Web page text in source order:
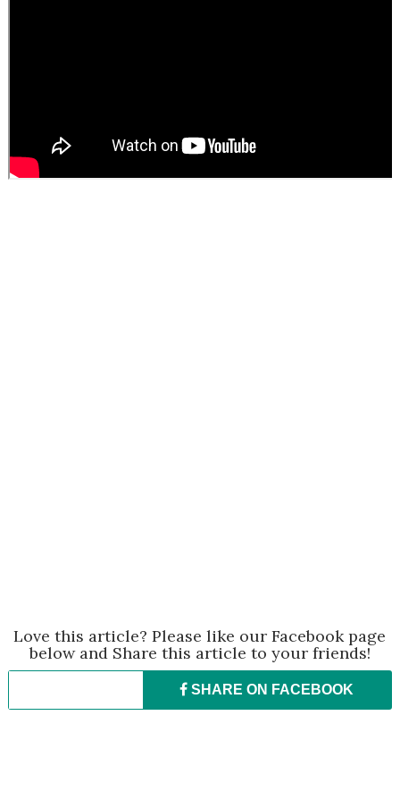
Love this article? Please like our Facebook page
below and Share this article to your friends!
SHARE ON FACEBOOK